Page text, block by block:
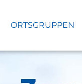
ORTSGRUPPEN